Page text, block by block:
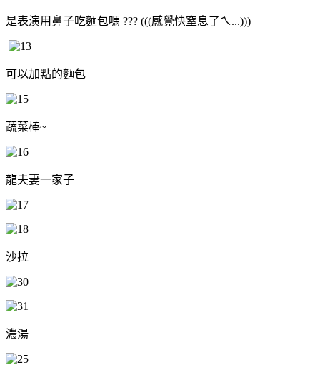
是表演用鼻子吃麵包嗎 ??? (((感覺快窒息了ㄟ...)))
可以加點的麵包
蔬菜棒~
龍夫妻一家子
沙拉
濃湯